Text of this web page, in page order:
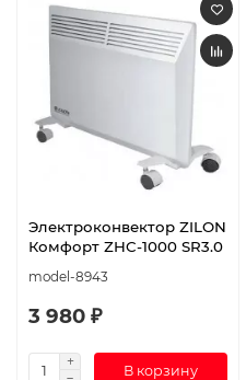
Электроконвектор ZILON
Комфорт ZHC-1000 SR3.0
model-8943
3 980 ₽
В корзину